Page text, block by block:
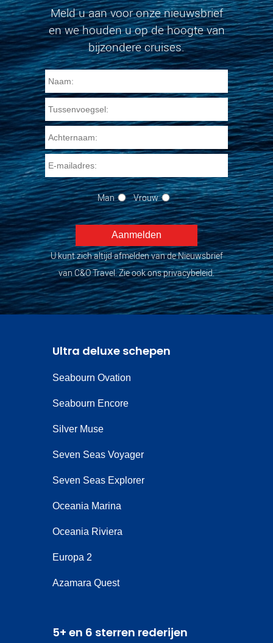
Meld u aan voor onze nieuwsbrief
en we houden u op de hoogte van
bijzondere cruises.
Man Vrouw
U kunt zich altijd afmelden van de Nieuwsbrief
van C&O Travel. Zie ook ons privacybeleid.
Ultra deluxe schepen
Seabourn Ovation
Seabourn Encore
Silver Muse
Seven Seas Voyager
Seven Seas Explorer
Oceania Marina
Oceania Riviera
Europa 2
Azamara Quest
5+ en 6 sterren rederijen